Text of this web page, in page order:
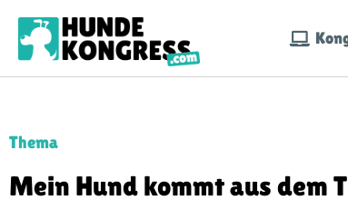
Thema
Mein Hund kommt aus dem